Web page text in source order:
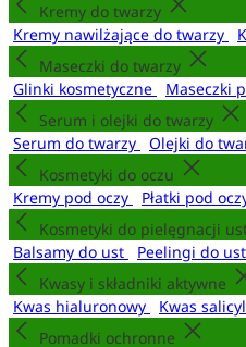
Kremy do twarzy
Kremy nawilżające do twarzy
Maseczki do twarzy
Glinki kosmetyczne
Maseczki
Serum i olejki do twarzy
Serum do twarzy
Olejki do
Kosmetyki do oczu
Kremy pod oczy
Płatki pod
Kosmetyki do pielęgnacji
Balsamy do ust
Peelingi do ust
Kwasy i składniki aktywne
Kwas hialuronowy
Kwas
Pomadki ochronne